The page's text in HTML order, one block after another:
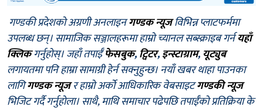
गण्डकी प्रदेशको अग्रणी अनलाइनगण्डक न्यूजविभिन्न प्लाटफर्ममा
उपलब्ध छन्। सामाजिक सञ्जालहरूमा हाम्रो च्यानल सब्स्क्राइब गर्नयहाँ
क्लिकगर्नुहोस्। जहाँ तपाईँफेसबुक,ट्विटर,इन्स्टाग्राम, यूट्युब
लगायतमा पनि हाम्रा सामाग्री हेर्न सक्नुहुन्छ। नयाँ खबर थाहा पाउनका
लागिगण्डक न्यूजर हाम्रो अर्को आधिकारिक वेबसाइटगण्डकी न्यूज
भिजिट गर्दै गर्नुहोला। साथै, माथि समाचार पढेपछि तपाईँको प्रतिक्रिया के